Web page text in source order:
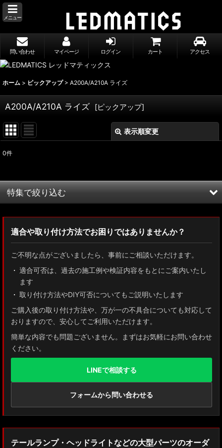
メニュー
問い合わせ マイページ ログイン カート アクセス
ホーム > ピックアップ > A200A/A210A ライズ
A200A/A210A ライズ [ピックアップ]
表示順変更
並び順:
0件
特集で絞り込む
ZN8 GR86
GUN125 ハイラックス
AXUH80/85 MXUA80/85 ハリアー
ZSU60 ハリアー
MXAA54 AXAH54/52 RAV4
GDJ150W/151 WTRJ150 ランドクルーザー プラド
ZVG11/ZSG10 カローラクロス
適合や取り付け方法でお困りではありませんか？
ご不明な点がございましたら、事前にご相談いただけます。
適合可否は、過去の施工例や検証内容をもとにご案内いたし
ます
取り付け方法やDIY可否についてもご説明いたします
ご購入後の取り付け方法や、万が一の不具合についても対応して
おりますので、安心してご利用いただけます。
簡単な内容でも問題ございません。まずはお気軽にお問い合わせ
ください。
LINEで相談する
フォームから問い合わせる
テールランプ・ヘッドライトなどの大型パーツのオーダ